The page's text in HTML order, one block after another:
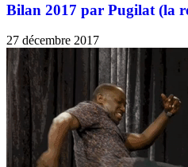
Bilan 2017 par Pugilat (la
27 décembre 2017